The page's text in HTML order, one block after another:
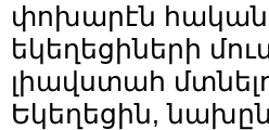
փոխարէն
եկեղեցիների
լիավստահ
Եկեղեցին,